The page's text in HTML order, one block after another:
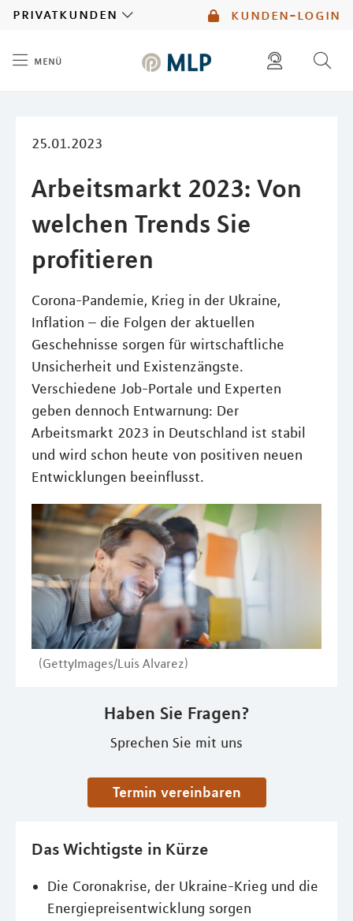
kunden-login
privatkunden
menü
25.01.2023
Arbeitsmarkt 2023: Von
welchen Trends Sie
profitieren
Corona-Pandemie, Krieg in der Ukraine,
Inflation – die Folgen der aktuellen
Geschehnisse sorgen für wirtschaftliche
Unsicherheit und Existenzängste.
Verschiedene Job-Portale und Experten
geben dennoch Entwarnung: Der
Arbeitsmarkt 2023 in Deutschland ist stabil
und wird schon heute von positiven neuen
Entwicklungen beeinflusst.
(GettyImages/Luis Alvarez)
Haben Sie Fragen?
Sprechen Sie mit uns
Termin vereinbaren
Das Wichtigste in Kürze
Die Coronakrise, der Ukraine-Krieg und die
Energiepreisentwicklung sorgen